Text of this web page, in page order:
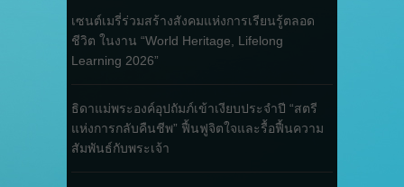
เซนต์เมรี่ร่วมสร้างสังคมแห่งการเรียนรู้ตลอด
ชีวิต ในงาน “World Heritage, Lifelong
Learning 2026”
ธิดาแม่พระองค์อุปถัมภ์เข้าเงียบประจำปี “สตรี
แห่งการกลับคืนชีพ” ฟื้นฟูจิตใจและรื้อฟื้นความ
สัมพันธ์กับพระเจ้า